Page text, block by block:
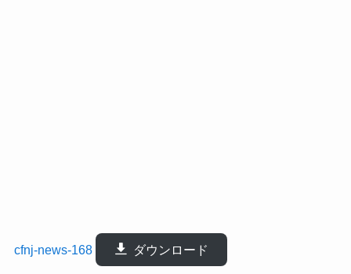
cfnj-news-168 ダウンロード